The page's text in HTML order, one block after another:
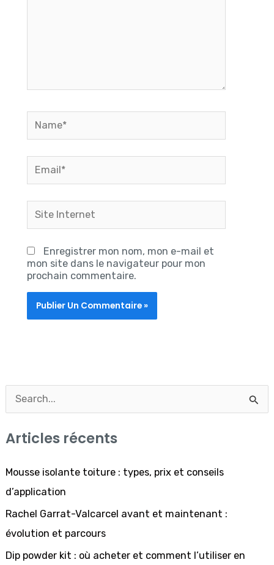
Internet
Enregistrer mon nom, mon e-mail et
mon site dans le navigateur pour mon
prochain commentaire.
c
c
h
e
Articles récents
Mousse isolante toiture : types, prix et conseils
d’application
Rachel Garrat-Valcarcel avant et maintenant :
évolution et parcours
Dip powder kit : où acheter et comment l’utiliser en